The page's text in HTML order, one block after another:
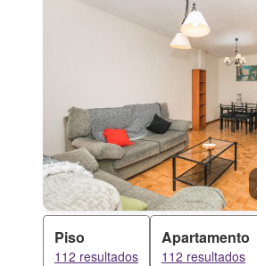
Piso
112 resultados
Apartamento
112 resultados